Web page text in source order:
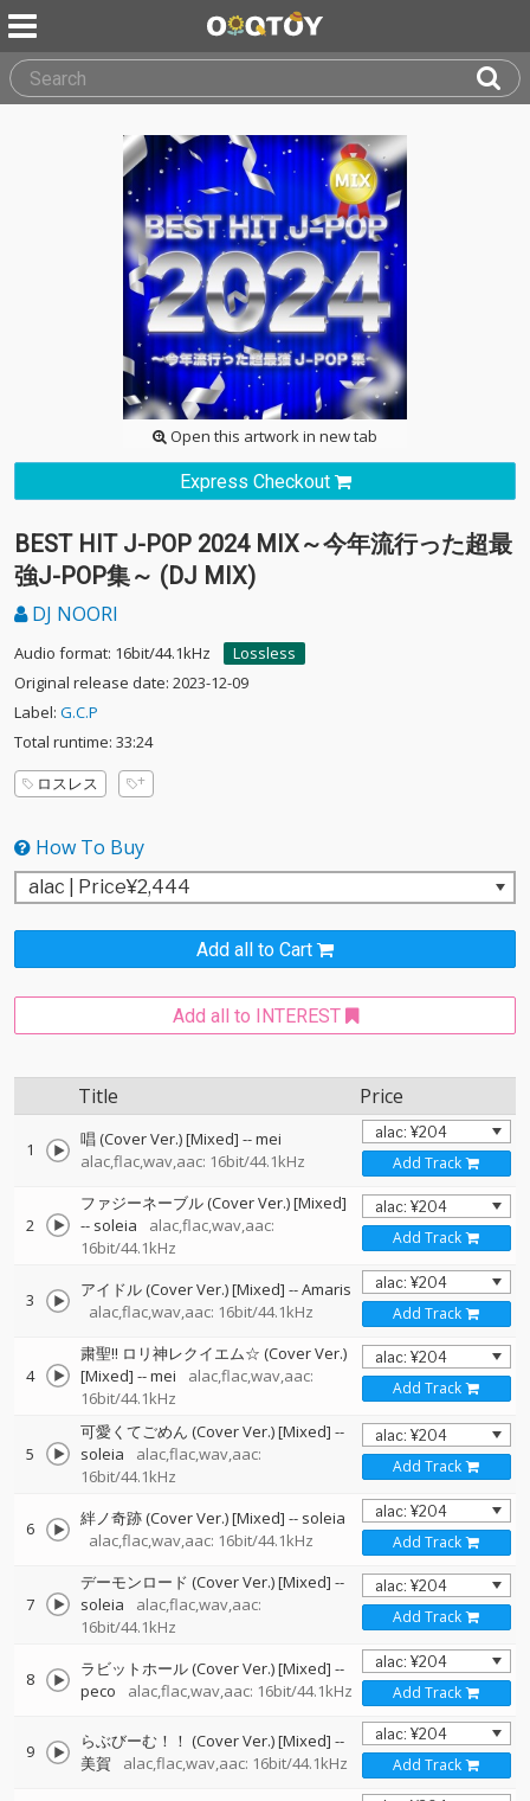
Open this artwork in new tab
Express Checkout
BEST HIT J-POP 2024 MIX～今年流行った超最
強J-POP集～ (DJ MIX)
DJ NOORI
Audio format: 16bit/44.1kHz
Lossless
Original release date: 2023-12-09
Label: G.C.P
Total runtime: 33:24
ロスレス
How To Buy
Add all to Cart
Add all to INTEREST
Title Price
1 唱 (Cover Ver.) [Mixed] --mei
alac,flac,wav,aac: 16bit/44.1kHz
Add Track
2
ファジーネーブル (Cover Ver.) [Mixed]
-- soleia
alac,flac,wav,aac:
16bit/44.1kHz
Add Track
3 アイドル (Cover Ver.) [Mixed] --Amaris
alac,flac,wav,aac: 16bit/44.1kHz
Add Track
4
粛聖!! ロリ神レクイエム☆ (Cover Ver.)
[Mixed] --mei
alac,flac,wav,aac:
16bit/44.1kHz
Add Track
5
可愛くてごめん (Cover Ver.) [Mixed] --
soleia
alac,flac,wav,aac:
16bit/44.1kHz
Add Track
6 絆ノ奇跡 (Cover Ver.) [Mixed] -- soleia
alac,flac,wav,aac: 16bit/44.1kHz
Add Track
7
デーモンロード (Cover Ver.) [Mixed] --
soleia
alac,flac,wav,aac:
16bit/44.1kHz
Add Track
8 ラビットホール (Cover Ver.) [Mixed] --
peco
alac,flac,wav,aac: 16bit/44.1kHz Add Track
9 らぶびーむ！！ (Cover Ver.) [Mixed] --
美賀
alac,flac,wav,aac: 16bit/44.1kHz Add Track